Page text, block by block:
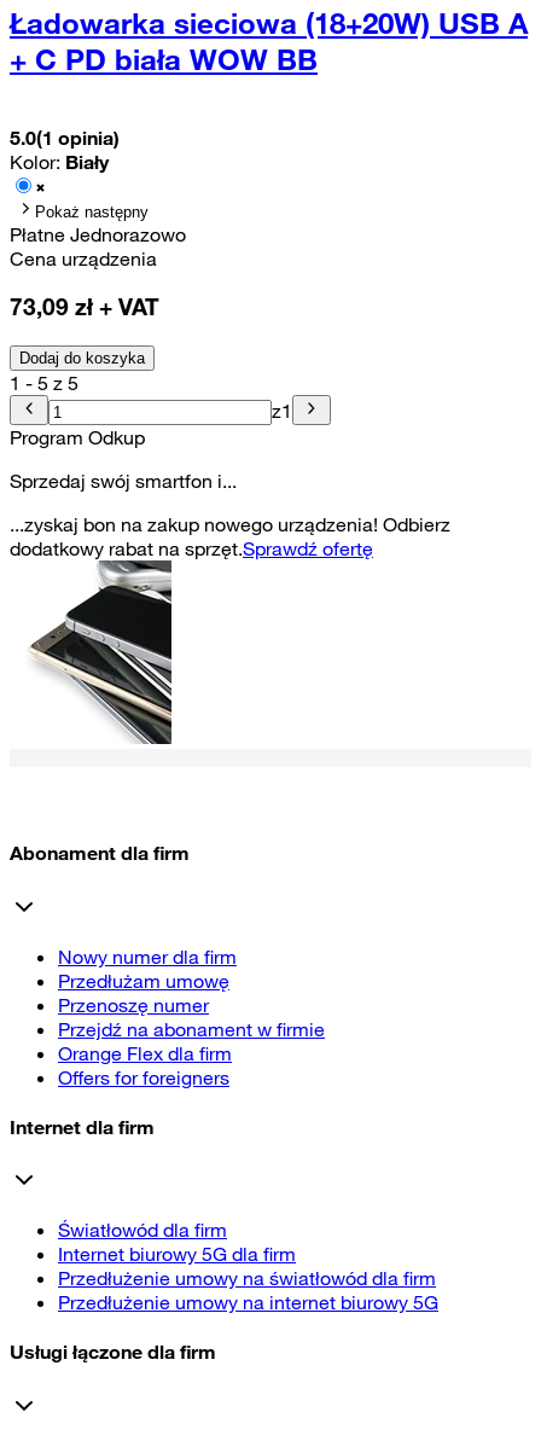
Ładowarka sieciowa (18+20W) USB A
+ C PD biała WOW BB
5.0(1 opinia)
Kolor: Biały
Pokaż następny
Płatne Jednorazowo
Cena urządzenia
73,09 zł + VAT
Dodaj do koszyka
1 - 5 z 5
z1
Program Odkup
Sprzedaj swój smartfon i...
...zyskaj bon na zakup nowego urządzenia! Odbierz
dodatkowy rabat na sprzęt.Sprawdź ofertę
Abonament dla firm
Nowy numer dla firm
Przedłużam umowę
Przenoszę numer
Przejdź na abonament w firmie
Orange Flex dla firm
Offers for foreigners
Internet dla firm
Światłowód dla firm
Internet biurowy 5G dla firm
Przedłużenie umowy na światłowód dla firm
Przedłużenie umowy na internet biurowy 5G
Usługi łączone dla firm